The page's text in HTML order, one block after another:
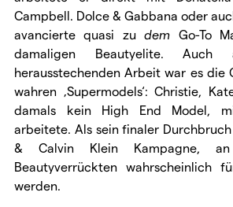
Campbell. Dolce & Gabbana oder
avancierte quasi zudem Go-To
damaligen Beautyelite. Auch
herausstechenden Arbeit war es die
wahren ‚Supermodels‘: Christie,
damals kein High End Model,
arbeitete. Als sein finaler
& Calvin Klein Kampagne,
Beautyverrückten wahrscheinlich
werden.